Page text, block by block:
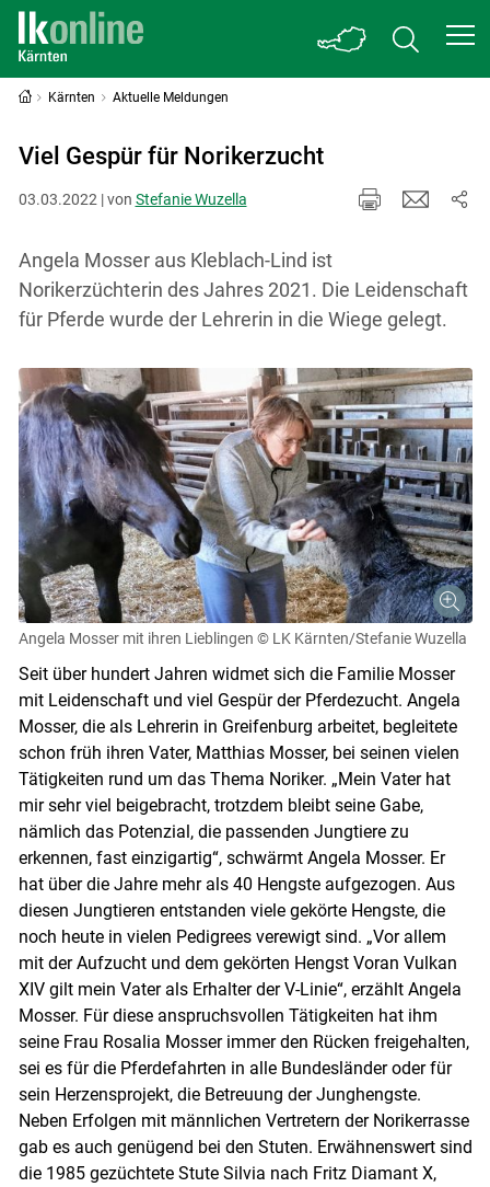
Kärnten Aktuelle Meldungen
Viel Gespür für Norikerzucht
03.03.2022 | von Stefanie Wuzella
Angela Mosser aus Kleblach-Lind ist
Norikerzüchterin des Jahres 2021. Die Leidenschaft
für Pferde wurde der Lehrerin in die Wiege gelegt.
Angela Mosser mit ihren Lieblingen © LK Kärnten/Stefanie Wuzella
Seit über hundert Jahren widmet sich die Familie Mosser
mit Leidenschaft und viel Gespür der Pferdezucht. Angela
Mosser, die als Lehrerin in Greifenburg arbeitet, begleitete
schon früh ihren Vater, Matthias Mosser, bei seinen vielen
Tätigkeiten rund um das Thema Noriker. „Mein Vater hat
mir sehr viel beigebracht, trotzdem bleibt seine Gabe,
nämlich das Potenzial, die passenden Jungtiere zu
erkennen, fast einzigartig“, schwärmt Angela Mosser. Er
hat über die Jahre mehr als 40 Hengste aufgezogen. Aus
diesen Jungtieren entstanden viele gekörte Hengste, die
noch heute in vielen Pedigrees verewigt sind. „Vor allem
mit der Aufzucht und dem gekörten Hengst Voran Vulkan
XIV gilt mein Vater als Erhalter der V-Linie“, erzählt Angela
Mosser. Für diese anspruchsvollen Tätigkeiten hat ihm
seine Frau Rosalia Mosser immer den Rücken freigehalten,
sei es für die Pferdefahrten in alle Bundesländer oder für
sein Herzensprojekt, die Betreuung der Junghengste.
Neben Erfolgen mit männlichen Vertretern der Norikerrasse
gab es auch genügend bei den Stuten. Erwähnenswert sind
die 1985 gezüchtete Stute Silvia nach Fritz Diamant X,